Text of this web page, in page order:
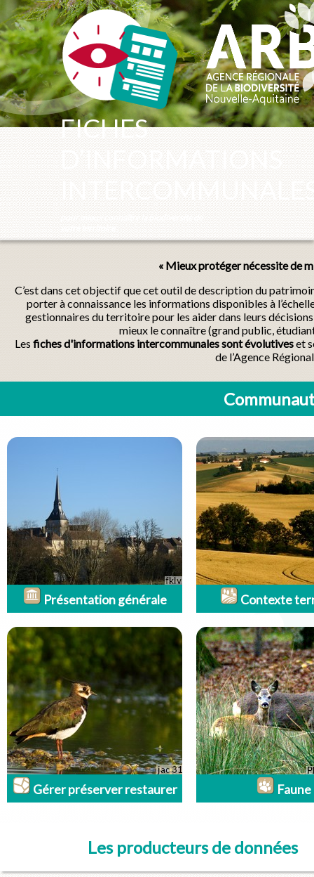
FICHES
« Mieux protéger nécessite de
C’est dans cet objectif que cet outil de description du
porter à connaissance les informations disponibles à
gestionnaires du territoire pour les aider dans leurs
mieux le connaître (grand public,
Les fiches d'informations intercommunales sont évolutiveset
de l’Agence
Présentation générale Contexte
Gérer préserver restaurer Faune
Les producteurs de données
Panneau de gestion des cookies